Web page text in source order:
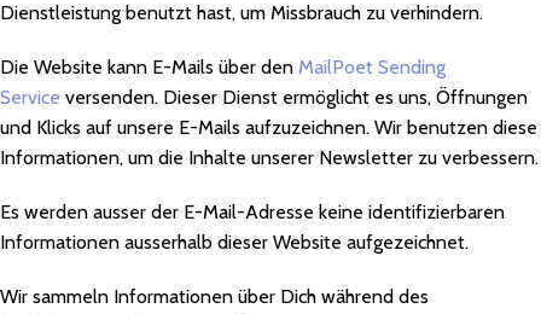
Dienstleistung benutzt hast, um Missbrauch zu verhindern.
Die Website kann E-Mails über den MailPoet Sending
Service versenden. Dieser Dienst ermöglicht es uns, Öffnungen
und Klicks auf unsere E-Mails aufzuzeichnen. Wir benutzen diese
Informationen, um die Inhalte unserer Newsletter zu verbessern.
Es werden ausser der E-Mail-Adresse keine identifizierbaren
Informationen ausserhalb dieser Website aufgezeichnet.
Wir sammeln Informationen über Dich während des